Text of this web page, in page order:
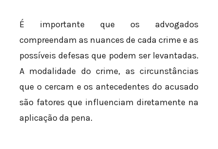
É importante que os advogados
compreendam as nuances de cada crime e as
possíveis defesas que podem ser levantadas.
A modalidade do crime, as circunstâncias
que o cercam e os antecedentes do acusado
são fatores que influenciam diretamente na
aplicação da pena.